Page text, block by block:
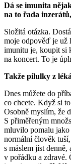
Dá se imunita
na to řada
Složitá otázka.
moje odpověď je už
imunitu je, koupit si
na koncert. To je
Takže pilulky z
Dnes můžete do
co chcete. Když si
Osobně myslím, že
S přiměřeným
mluvilo pomalu
normální člověk
s máslem jíst
v pořádku a zdravé.